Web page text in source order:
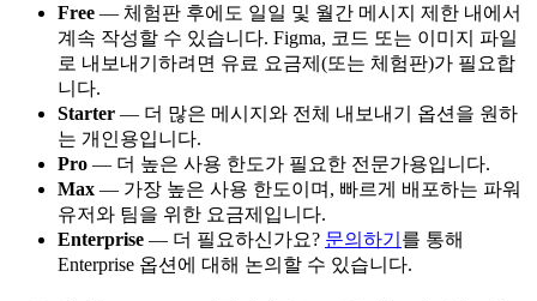
Free — 체험판 후에도 일일 및 월간 메시지 제한 내에서
계속 작성할 수 있습니다. Figma, 코드 또는 이미지 파일
로 내보내기하려면 유료 요금제(또는 체험판)가 필요합
니다.
Starter — 더 많은 메시지와 전체 내보내기 옵션을 원하
는 개인용입니다.
Pro — 더 높은 사용 한도가 필요한 전문가용입니다.
Max — 가장 높은 사용 한도이며, 빠르게 배포하는 파워
유저와 팀을 위한 요금제입니다.
Enterprise — 더 필요하신가요? 문의하기 를 통해
Enterprise 옵션에 대해 논의할 수 있습니다.